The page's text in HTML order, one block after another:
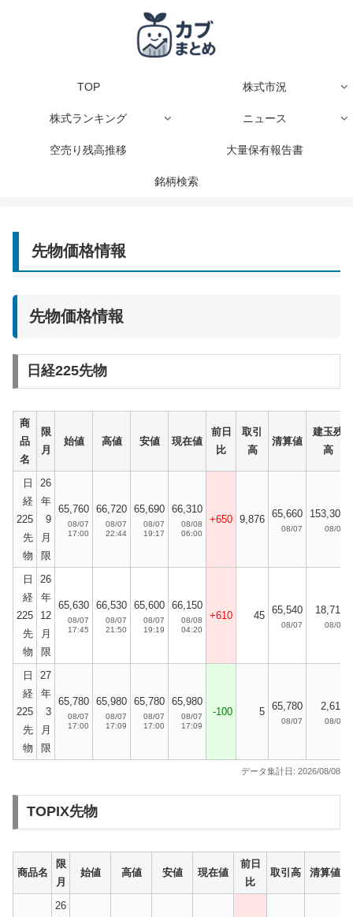
TOP 株式市況
株式ランキング ニュース
空売り残高推移 大量保有報告書
銘柄検索
先物価格情報
先物価格情報
日経225先物
商
品
名
限
月
始値 高値 安値 現在値
前日
比
取引
高
清算値
建玉残
高
日
経
225
先
物
26
年
9
月
限
65,760
08/07
17:00
66,720
08/07
22:44
65,690
08/07
19:17
66,310
08/08
06:00
+650 9,876 65,660
08/07
153,308
08/07
日
経
225
先
物
26
年
12
月
限
65,630
08/07
17:45
66,530
08/07
21:50
65,600
08/07
19:19
66,150
08/08
04:20
+610 45 65,540
08/07
18,714
08/07
日
経
225
先
物
27
年
3
月
限
65,780
08/07
17:00
65,980
08/07
17:09
65,780
08/07
17:00
65,980
08/07
17:09
-100 5 65,780
08/07
2,613
08/07
データ集計日: 2026/08/08
TOPIX先物
商品名
限
月
始値 高値 安値 現在値
前日
比
取引高 清算値
26